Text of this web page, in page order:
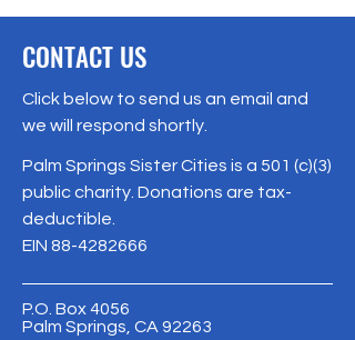
CONTACT US
Click below to send us an email and
we will respond shortly.
Palm Springs Sister Cities is a 501 (c)(3)
public charity. Donations are tax-
deductible.
EIN 88-4282666
P.O. Box 4056
Palm Springs, CA 92263